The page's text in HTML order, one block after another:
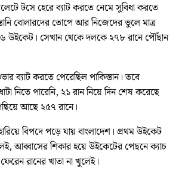
টসে হেরে ব্যাট করতে নেমে সুবিধা করতে
বোলারদের তোপে আর নিজেদের ভুলে মাত্র
৬ উইকেট। সেখান থেকে দলকে ২৭৮ রানে পৌঁছান
ব্যাট করতে পেরেছিল পাকিস্তান। তবে
নিতে পারেনি, ২১ রান নিয়ে দিন শেষ করেছে
আছে ২৫৭ রানে।
বিপদে পড়ে যায় বাংলাদেশ। প্রথম উইকেট
আব্বাসের শিকার হয়ে উইকেটের পেছনে ক্যাচ
রানের খাতা না খুলেই।